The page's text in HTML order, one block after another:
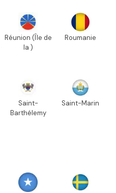
Réunion (Île de
la )
Roumanie
Saint-
Barthélemy
Saint-Marin